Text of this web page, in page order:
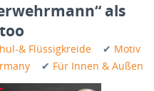
als
& Flüssigkreide ✔ Motiv
✔ Für Innen & Außen